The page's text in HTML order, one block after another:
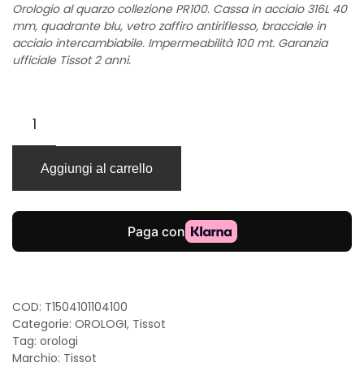
Orologio al quarzo collezione PR100. Cassa in acciaio 316L 40
mm, quadrante blu, vetro zaffiro antiriflesso, bracciale in
acciaio intercambiabile. Impermeabilità 100 mt. Garanzia
ufficiale Tissot 2 anni.
PR100
quarzo
40mm
quadrante
blu
bracciale
quantità
Aggiungi al carrello
COD: T1504101104100
Categorie: OROLOGI, Tissot
Tag: orologi
Marchio: Tissot